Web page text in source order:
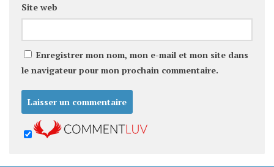
Site web
Enregistrer mon nom, mon e-mail et mon site dans
le navigateur pour mon prochain commentaire.